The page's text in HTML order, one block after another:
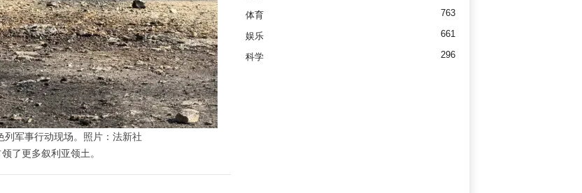
列军事行动现场。照片：法新社
了更多叙利亚领土。
体育 763
娱乐 661
科学 296